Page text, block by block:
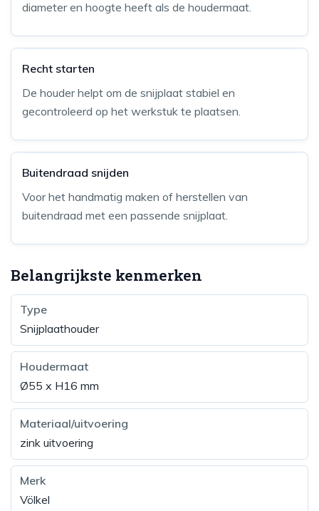
diameter en hoogte heeft als de houdermaat.
Recht starten
De houder helpt om de snijplaat stabiel en
gecontroleerd op het werkstuk te plaatsen.
Buitendraad snijden
Voor het handmatig maken of herstellen van
buitendraad met een passende snijplaat.
Belangrijkste kenmerken
Type
Snijplaathouder
Houdermaat
Ø55 x H16 mm
Materiaal/uitvoering
zink uitvoering
Merk
Völkel